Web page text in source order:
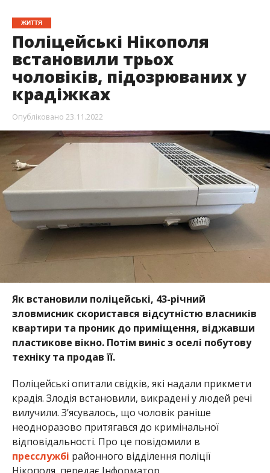
Як встановили поліцейські, 43-річний
зловмисник скористався відсутністю власників
квартири та проник до приміщення, віджавши
пластикове вікно. Потім виніс з оселі побутову
техніку та продав її.
Поліцейські опитали свідків, які надали прикмети
крадія. Злодія встановили, викрадені у людей речі
вилучили. З’ясувалось, що чоловік раніше
неодноразово притягався до кримінальної
відповідальності. Про це повідомили в
пресслужбірайонного відділення поліції
Нікополя, передає Інформатор.
Також поліцейські встановили 39-річного крадія,
який вдень на автобусній зупинці викрав з кишені
чоловіка мобільний телефон і втік. Ще одного
злодія притягнули до кримінальної
відповідальності за крадіжку телефону у
знайомого. Перебуваючи в його квартирі, чоловік
скористався моментом, коли господар відволікся,
та здійснив крадіжку.